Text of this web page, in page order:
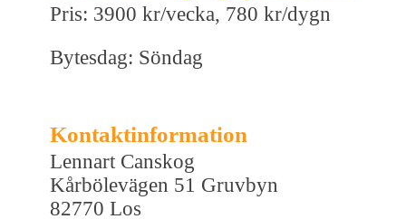
Pris: 3900 kr/vecka, 780 kr/dygn
Bytesdag: Söndag
Kontaktinformation
Lennart Canskog
Kårbölevägen 51 Gruvbyn
82770 Los